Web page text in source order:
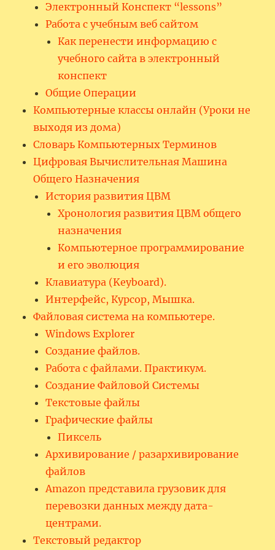
Электронный Конспект “lessons”
Работа с учебным веб сайтом
Как перенести информацию с
учебного сайта в электронный
конспект
Общие Операции
Компьютерные классы онлайн (Уроки не
выходя из дома)
Словарь Компьютерных Терминов
Цифровая Вычислительная Машина
Общего Назначения
История развития ЦВМ
Хронология развития ЦВМ общего
назначения
Компьютерное программирование
и его эволюция
Клавиатура (Keyboard).
Интерфейс, Курсор, Мышка.
Файловая система на компьютере.
Windows Explorer
Создание файлов.
Работа с файлами. Практикум.
Создание Файловой Системы
Текстовые файлы
Графические файлы
Пиксель
Архивирование / разархивирование
файлов
Amazon представила грузовик для
перевозки данных между дата-
центрами.
Текстовый редактор